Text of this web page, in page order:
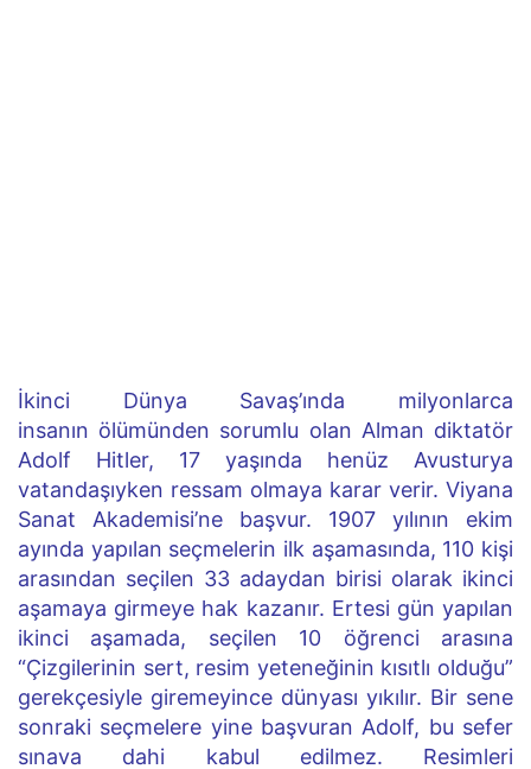
İkinci Dünya Savaş’ında milyonlarca
insanın ölümünden sorumlu olan Alman diktatör
Adolf Hitler, 17 yaşında henüz Avusturya
vatandaşıyken ressam olmaya karar verir. Viyana
Sanat Akademisi’ne başvur. 1907 yılının ekim
ayında yapılan seçmelerin ilk aşamasında, 110 kişi
arasından seçilen 33 adaydan birisi olarak ikinci
aşamaya girmeye hak kazanır. Ertesi gün yapılan
ikinci aşamada, seçilen 10 öğrenci arasına
“Çizgilerinin sert, resim yeteneğinin kısıtlı olduğu”
gerekçesiyle giremeyince dünyası yıkılır. Bir sene
sonraki seçmelere yine başvuran Adolf, bu sefer
sınava dahi kabul edilmez. Resimleri